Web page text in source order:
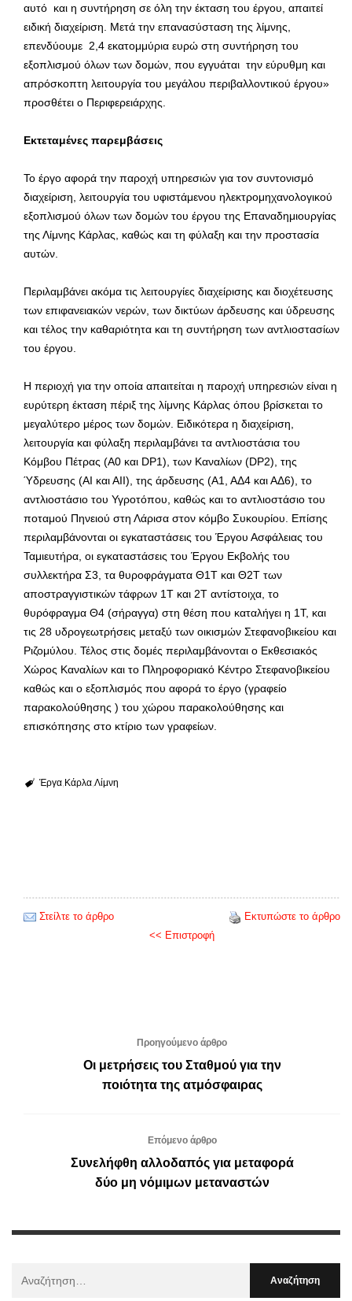
αυτό και η συντήρηση σε όλη την έκταση του έργου, απαιτεί
ειδική διαχείριση. Μετά την επανασύσταση της λίμνης,
επενδύουμε 2,4 εκατομμύρια ευρώ στη συντήρηση του
εξοπλισμού όλων των δομών, που εγγυάται την εύρυθμη και
απρόσκοπτη λειτουργία του μεγάλου περιβαλλοντικού έργου»
προσθέτει ο Περιφερειάρχης.
Εκτεταμένες παρεμβάσεις
Το έργο αφορά την παροχή υπηρεσιών για τον συντονισμό
διαχείριση, λειτουργία του υφιστάμενου ηλεκτρομηχανολογικού
εξοπλισμού όλων των δομών του έργου της Επαναδημιουργίας
της Λίμνης Κάρλας, καθώς και τη φύλαξη και την προστασία
αυτών.
Περιλαμβάνει ακόμα τις λειτουργίες διαχείρισης και διοχέτευσης
των επιφανειακών νερών, των δικτύων άρδευσης και ύδρευσης
και τέλος την καθαριότητα και τη συντήρηση των αντλιοστασίων
του έργου.
Η περιοχή για την οποία απαιτείται η παροχή υπηρεσιών είναι η
ευρύτερη έκταση πέριξ της λίμνης Κάρλας όπου βρίσκεται το
μεγαλύτερο μέρος των δομών. Ειδικότερα η διαχείριση,
λειτουργία και φύλαξη περιλαμβάνει τα αντλιοστάσια του
Κόμβου Πέτρας (Α0 και DP1), των Καναλίων (DP2), της
Ύδρευσης (ΑΙ και ΑΙΙ), της άρδευσης (Α1, ΑΔ4 και ΑΔ6), το
αντλιοστάσιο του Υγροτόπου, καθώς και το αντλιοστάσιο του
ποταμού Πηνειού στη Λάρισα στον κόμβο Συκουρίου. Επίσης
περιλαμβάνονται οι εγκαταστάσεις του Έργου Ασφάλειας του
Ταμιευτήρα, οι εγκαταστάσεις του Έργου Εκβολής του
συλλεκτήρα Σ3, τα θυροφράγματα Θ1Τ και Θ2Τ των
αποστραγγιστικών τάφρων 1Τ και 2Τ αντίστοιχα, το
θυρόφραγμα Θ4 (σήραγγα) στη θέση που καταλήγει η 1Τ, και
τις 28 υδρογεωτρήσεις μεταξύ των οικισμών Στεφανοβικείου και
Ριζομύλου. Τέλος στις δομές περιλαμβάνονται ο Εκθεσιακός
Χώρος Καναλίων και το Πληροφοριακό Κέντρο Στεφανοβικείου
καθώς και ο εξοπλισμός που αφορά το έργο (γραφείο
παρακολούθησης ) του χώρου παρακολούθησης και
επισκόπησης στο κτίριο των γραφείων.
Έργα Κάρλα Λίμνη
Στείλτε το άρθρο
Εκτυπώστε το άρθρο
<< Επιστροφή
Προηγούμενο άρθρο
Οι μετρήσεις του Σταθμού για την
ποιότητα της ατμόσφαιρας
Επόμενο άρθρο
Συνελήφθη αλλοδαπός για μεταφορά
δύο μη νόμιμων μεταναστών